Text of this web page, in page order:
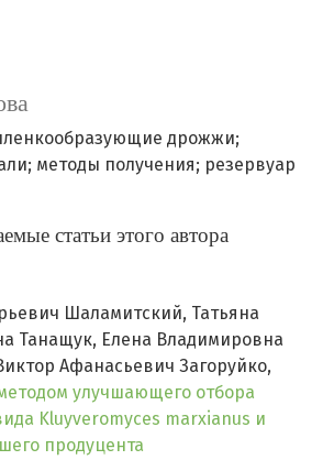
дрожжи;
методы получения; резервуар
статьи этого автора
Шаламитский, Татьяна
Танащук, Елена Владимировна
Афанасьевич Загоруйко,
улучшающего отбора
Kluyveromyces marxianus и
продуцента